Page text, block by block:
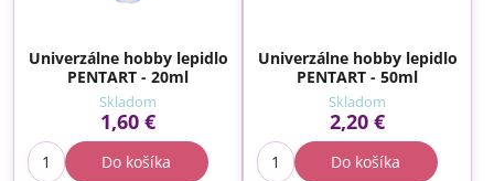
Univerzálne hobby lepidlo
PENTART - 20ml
Skladom
1,60 €
Do košíka
Univerzálne hobby lepidlo
PENTART - 50ml
Skladom
2,20 €
Do košíka